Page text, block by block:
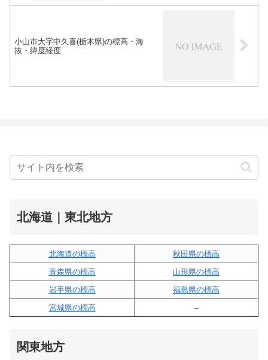
小山市大字中久喜(栃木県)の標高・海
抜・緯度経度
北海道｜東北地方
北海道の標高
秋田県の標高
青森県の標高
山形県の標高
岩手県の標高
福島県の標高
宮城県の標高
–
関東地方